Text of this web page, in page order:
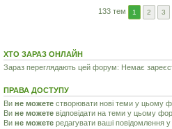
133 тем 1 2 3
ХТО ЗАРАЗ ОНЛАЙН
Зараз переглядають цей форум: Немає
ПРАВА ДОСТУПУ
Ви не можете створювати нові теми у цьому
Ви не можете відповідати на теми у цьому
Ви не можете редагувати ваші повідомлення